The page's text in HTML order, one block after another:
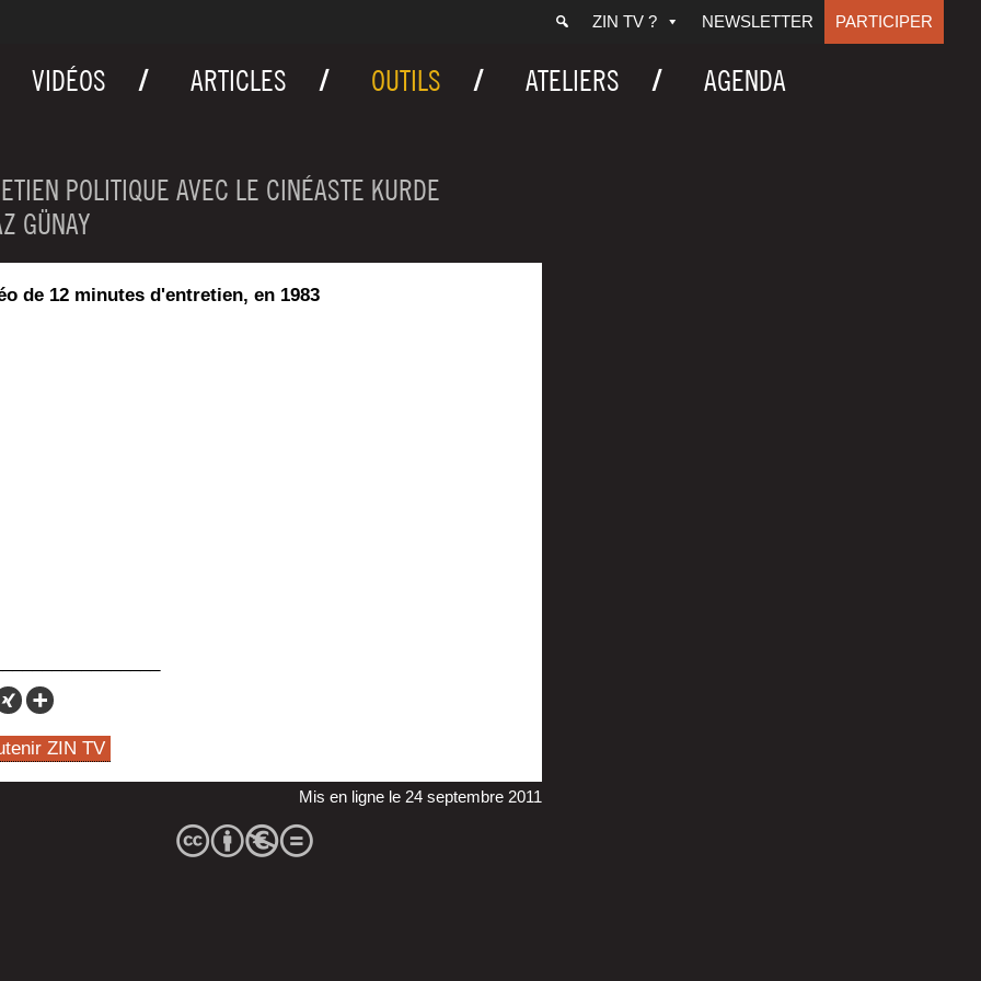
ZIN TV ? NEWSLETTER PARTICIPER
VIDÉOS ARTICLES OUTILS ATELIERS AGENDA
POLITIQUE AVEC LE CINÉASTE KURDE
GÜNAY
de 12 minutes d'entretien, en 1983
ZIN TV
Mis en ligne le 24 septembre 2011